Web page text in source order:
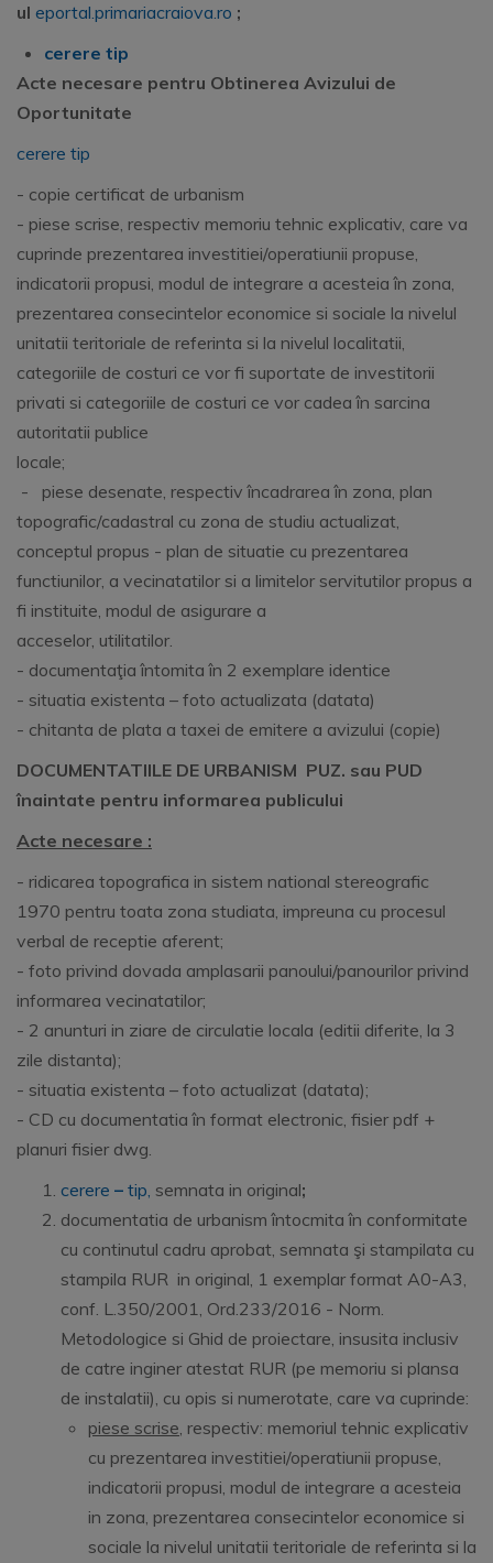
ul eportal.primariacraiova.ro ;
cerere tip
Acte necesare pentru Obtinerea Avizului de
Oportunitate
cerere tip
- copie certificat de urbanism
- piese scrise, respectiv memoriu tehnic explicativ, care va
cuprinde prezentarea investitiei/operatiunii propuse,
indicatorii propusi, modul de integrare a acesteia în zona,
prezentarea consecintelor economice si sociale la nivelul
unitatii teritoriale de referinta si la nivelul localitatii,
categoriile de costuri ce vor fi suportate de investitorii
privati si categoriile de costuri ce vor cadea în sarcina
autoritatii publice
locale;
- piese desenate, respectiv încadrarea în zona, plan
topografic/cadastral cu zona de studiu actualizat,
conceptul propus - plan de situatie cu prezentarea
functiunilor, a vecinatatilor si a limitelor servitutilor propus a
fi instituite, modul de asigurare a
acceselor, utilitatilor.
- documentaţia întomita în 2 exemplare identice
- situatia existenta – foto actualizata (datata)
- chitanta de plata a taxei de emitere a avizului (copie)
DOCUMENTATIILE DE URBANISM PUZ. sau PUD
înaintate pentru informarea publicului
Acte necesare :
- ridicarea topografica in sistem national stereografic
1970 pentru toata zona studiata, impreuna cu procesul
verbal de receptie aferent;
- foto privind dovada amplasarii panoului/panourilor privind
informarea vecinatatilor;
- 2 anunturi in ziare de circulatie locala (editii diferite, la 3
zile distanta);
- situatia existenta – foto actualizat (datata);
- CD cu documentatia în format electronic, fisier pdf +
planuri fisier dwg.
cerere – tip, semnata in original;
documentatia de urbanism întocmita în conformitate
cu continutul cadru aprobat, semnata şi stampilata cu
stampila RUR in original, 1 exemplar format A0-A3,
conf. L.350/2001, Ord.233/2016 - Norm.
Metodologice si Ghid de proiectare, insusita inclusiv
de catre inginer atestat RUR (pe memoriu si plansa
de instalatii), cu opis si numerotate, care va cuprinde:
piese scrise, respectiv: memoriul tehnic explicativ
cu prezentarea investitiei/operatiunii propuse,
indicatorii propusi, modul de integrare a acesteia
in zona, prezentarea consecintelor economice si
sociale la nivelul unitatii teritoriale de referinta si la